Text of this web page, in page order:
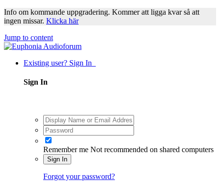
Info om kommande uppgradering. Kommer att ligga kvar så att
ingen missar. Klicka här
Jump to content
Existing user? Sign In
Sign In
Remember me Not recommended on shared computers
Sign In
Forgot your password?